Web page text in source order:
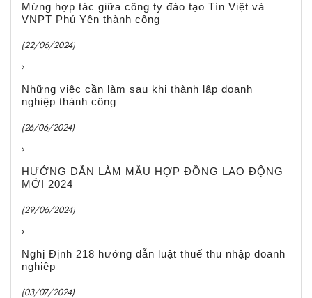
Mừng hợp tác giữa công ty đào tạo Tín Việt và
VNPT Phú Yên thành công
(22/06/2024)
Những việc cần làm sau khi thành lập doanh
nghiệp thành công
(26/06/2024)
HƯỚNG DẪN LÀM MẪU HỢP ĐỒNG LAO ĐỘNG
MỚI 2024
(29/06/2024)
Nghị Định 218 hướng dẫn luật thuế thu nhập doanh
nghiệp
(03/07/2024)